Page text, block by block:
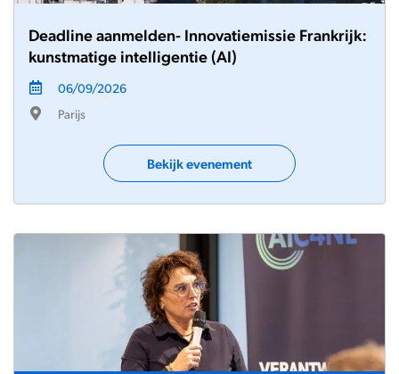
Deadline aanmelden- Innovatiemissie Frankrijk:
kunstmatige intelligentie (AI)
06/09/2026
Parijs
Bekijk evenement